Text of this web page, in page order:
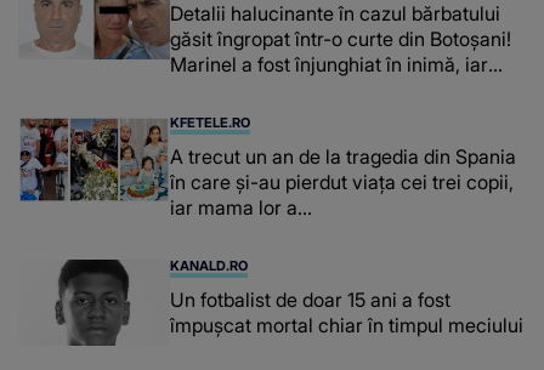
Detalii halucinante în cazul bărbatului
găsit îngropat într-o curte din Botoșani!
Marinel a fost înjunghiat în inimă, iar
suspecți
KFETELE.RO
A trecut un an de la tragedia din Spania
în care și-au pierdut viața cei trei copii,
iar mama lor a…
KANALD.RO
Un fotbalist de doar 15 ani a fost
împușcat mortal chiar în timpul meciului